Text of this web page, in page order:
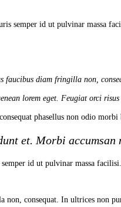
semper id ut pulvinar massa
faucibus diam fringilla non,
lorem eget. Feugiat orci
phasellus non odio
et. Morbi accumsan
id ut pulvinar massa facilisi.
consequat. In ultrices non